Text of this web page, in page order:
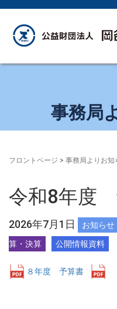
事務局
フロントページ > 事務局よりお知
令和8年度
2026年7月1日 お知らせ
算・決算
公開情報資料
８年度 予算書